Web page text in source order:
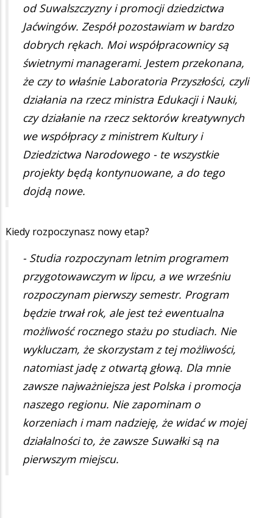
od Suwalszczyzny i promocji dziedzictwa
Jaćwingów. Zespół pozostawiam w bardzo
dobrych rękach. Moi współpracownicy są
świetnymi managerami. Jestem przekonana,
że czy to właśnie Laboratoria Przyszłości, czyli
działania na rzecz ministra Edukacji i Nauki,
czy działanie na rzecz sektorów kreatywnych
we współpracy z ministrem Kultury i
Dziedzictwa Narodowego - te wszystkie
projekty będą kontynuowane, a do tego
dojdą nowe.
Kiedy rozpoczynasz nowy etap?
- Studia rozpoczynam letnim programem
przygotowawczym w lipcu, a we wrześniu
rozpoczynam pierwszy semestr. Program
będzie trwał rok, ale jest też ewentualna
możliwość rocznego stażu po studiach. Nie
wykluczam, że skorzystam z tej możliwości,
natomiast jadę z otwartą głową. Dla mnie
zawsze najważniejsza jest Polska i promocja
naszego regionu. Nie zapominam o
korzeniach i mam nadzieję, że widać w mojej
działalności to, że zawsze Suwałki są na
pierwszym miejscu.